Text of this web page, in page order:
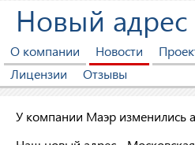
Новый
О компании Новости
Лицензии
Отзывы
У компании Маэр изменились